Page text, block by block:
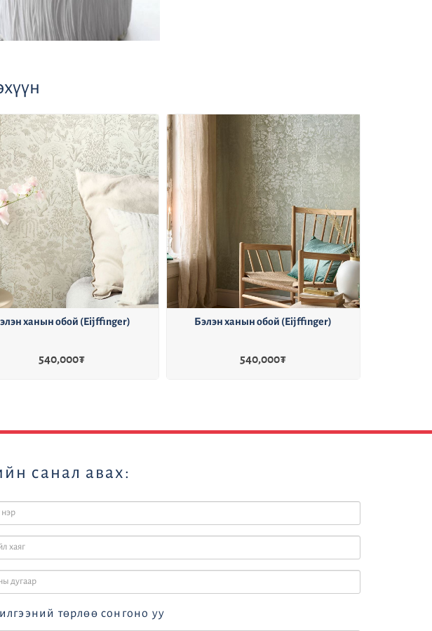
Бэлэн ханын обой (Eijffinger)
540,000
Бэлэн ханын обой (Eijffinger)
837,000
санал авах:
төрлөө сонгоно уу